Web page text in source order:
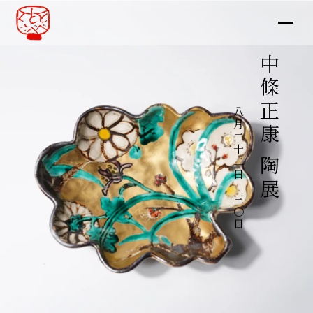
中條正康 陶展
八月二十二日～三〇日